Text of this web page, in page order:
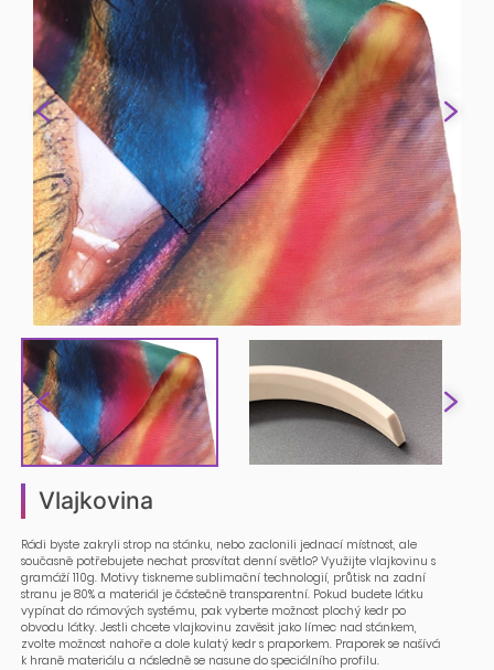
Vlajkovina
Rádi byste zakryli strop na stánku, nebo zaclonili jednací místnost, ale
současně potřebujete nechat prosvítat denní světlo? Využijte vlajkovinu s
gramáží 110g. Motivy tiskneme sublimační technologií, průtisk na zadní
stranu je 80% a materiál je částečně transparentní. Pokud budete látku
vypínat do rámových systému, pak vyberte možnost plochý kedr po
obvodu látky. Jestli chcete vlajkovinu zavěsit jako límec nad stánkem,
zvolte možnost nahoře a dole kulatý kedr s praporkem. Praporek se našívá
k hraně materiálu a následně se nasune do speciálního profilu.